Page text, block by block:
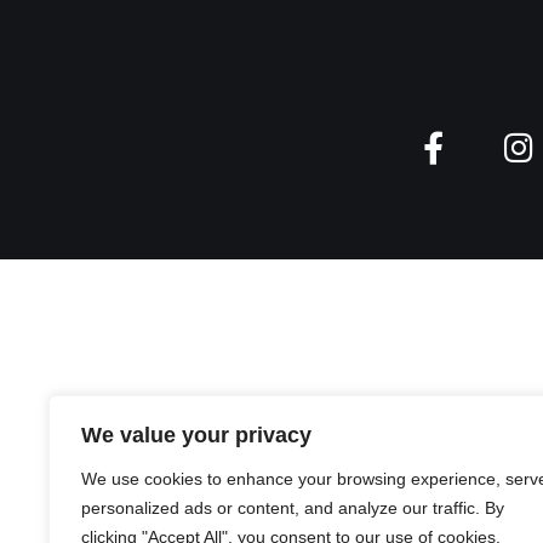
We value your privacy
We use cookies to enhance your browsing experience,
personalized ads or content, and analyze our traffic. By
clicking "Accept All", you consent to our use of cookies.